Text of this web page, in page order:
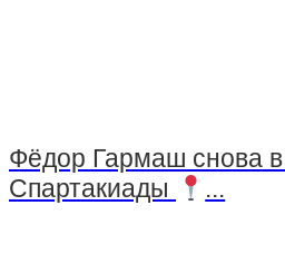
Фёдор Гармаш снова
Спартакиады
...